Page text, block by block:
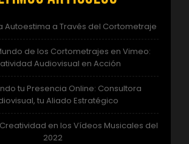
Autoestima a Través del Cortometraje
de los Cortometrajes en Vimeo:
Audiovisual en Acción
tu Presencia Online: Consultora
tu Aliado Estratégico
en los Vídeos Musicales del
2022